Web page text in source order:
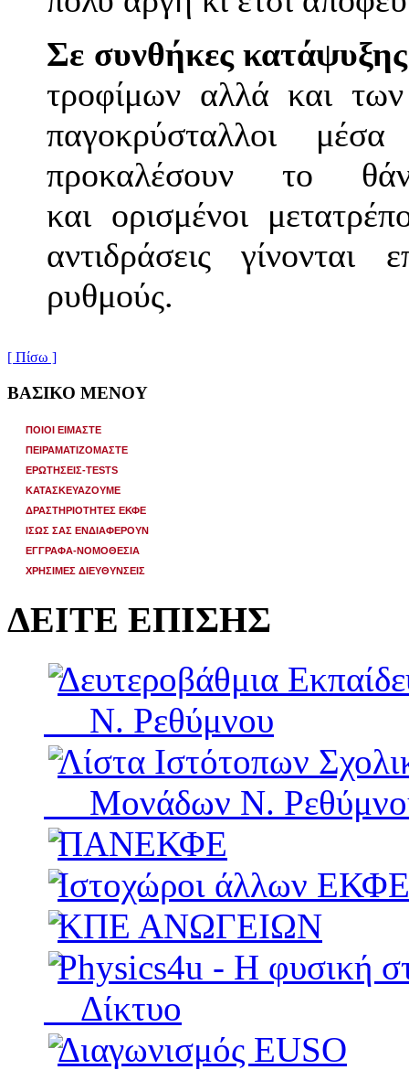
Σε συνθήκες κατάψυξης
τροφίμων αλλά και των
παγοκρύσταλλοι
προκαλέσουν το
και ορισμένοι
αντιδράσεις γίνονται
ρυθμούς.
[ Πίσω ]
ΒΑΣΙΚΟ ΜΕΝΟΥ
ΠΟΙΟΙ ΕΙΜΑΣΤΕ
ΠΕΙΡΑΜΑΤΙΖΟΜΑΣΤΕ
ΕΡΩΤΗΣΕΙΣ-TESTS
ΚΑΤΑΣΚΕΥΑΖΟΥΜΕ
ΔΡΑΣΤΗΡΙΟΤΗΤΕΣ ΕΚΦΕ
ΙΣΩΣ ΣΑΣ ΕΝΔΙΑΦΕΡΟΥΝ
ΕΓΓΡΑΦΑ-ΝΟΜΟΘΕΣΙΑ
ΧΡΗΣΙΜΕΣ ΔΙΕΥΘΥΝΣΕΙΣ
ΔΕΙΤΕ ΕΠΙΣΗΣ
Δευτεροβάθμια
Ν. Ρεθύμνου
Λίστα Ιστότοπων
Μονάδων Ν.
ΠΑΝΕΚΦΕ
Ιστοχώροι άλλων ΕΚΦΕ
ΚΠΕ ΑΝΩΓΕΙΩΝ
Physics4u - Η φυσική
Δίκτυο
Διαγωνισμός EUSO